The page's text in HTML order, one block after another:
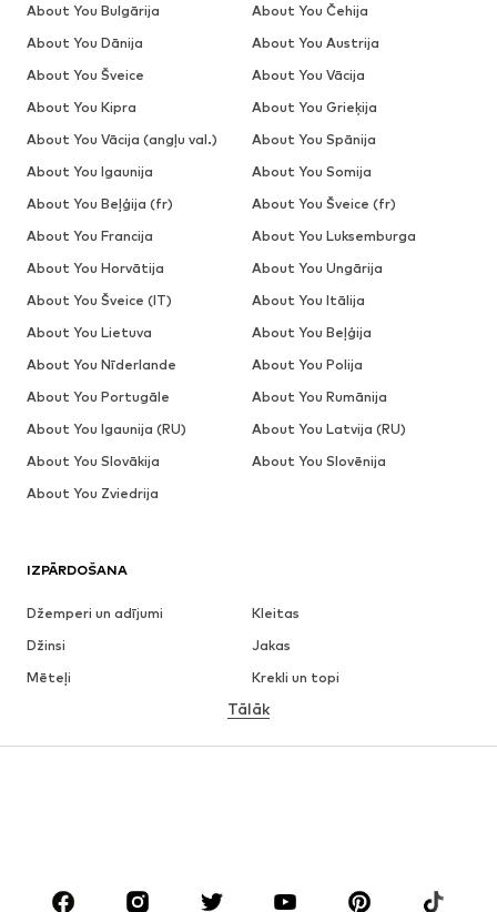
IZPĀRDOŠANA
Džemperi un adījumi
Kleitas
Džinsi
Jakas
Mēteļi
Krekli un topi
Apakšveļa
Aksesuāri
Premium
Tālāk
About You Bulgārija
About You Čehija
About You Dānija
About You Austrija
About You Šveice
About You Vācija
About You Kipra
About You Grieķija
About You Vācija (angļu val.)
About You Spānija
About You Igaunija
About You Somija
About You Beļģija (fr)
About You Šveice (fr)
About You Francija
About You Luksemburga
About You Horvātija
About You Ungārija
About You Šveice (IT)
About You Itālija
About You Lietuva
About You Beļģija
About You Nīderlande
About You Polija
About You Portugāle
About You Rumānija
About You Igaunija (RU)
About You Latvija (RU)
About You Slovākija
About You Slovēnija
About You Zviedrija